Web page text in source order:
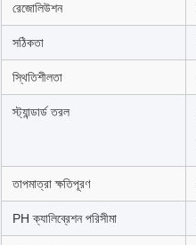
রেজোলিউশন
সঠিকতা
স্থিতিশীলতা
স্ট্যান্ডার্ড তরল
তাপমাত্রা ক্ষতিপূরণ
PH ক্যালিব্রেশন পরিসীমা